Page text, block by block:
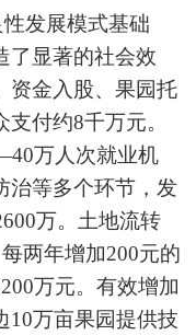
发展模式基础
了显著的社会效
资金入股、果园托
付约8千万元。
万人次就业机
治等多个环节，发
万。土地流转
两年增加200元的
万元。有效增加
10万亩果园提供技